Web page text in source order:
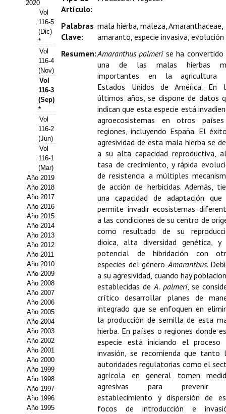
Galería de Fotos
Web AIDA 2.0
REVISTA ITEA
Presentación ITEA
Equipo Editorial
Leer revista ITEA
Directrices para autores/as
Políticas Editoriales
Propuesta Volumen Especial
Sello Calidad FECYT
Premio Prensa Agraria
Buscador de Artículos
JORNADAS AIDA
Presentación Jornadas
Comunicaciones
Jornadas PAM 2026
Premio Jóvenes Investigadores
Buscador de Comunicaciones
Buscador de Comunicaciones
2020
Vol
116-5
(Dic)
*
Vol
116-4
(Nov)
Vol
116-3
(Sep)
*
Vol
116-2
(Jun)
Vol
116-1
(Mar)
Año 2019
Año 2018
Año 2017
Año 2016
Año 2015
Año 2014
Año 2013
Año 2012
Año 2011
Año 2010
Año 2009
Año 2008
Año 2007
Año 2006
Año 2005
Año 2004
Año 2003
Año 2002
Año 2001
Año 2000
Año 1999
Año 1998
Año 1997
Año 1996
Año 1995
Artículo:
Palabras
Clave:
mala hierba, maleza, Amaranthaceae,
amaranto, especie invasiva, evolución
Resumen:Amaranthus palmerise ha convertido
una de las malas hierbas
importantes en la agricultura
Estados Unidos de América. En
últimos años, se dispone de datos
indican que esta especie está
agroecosistemas en otros
regiones, incluyendo España. El
agresividad de esta mala hierba se
a su alta capacidad reproductiva,
tasa de crecimiento, y rápida
de resistencia a múltiples
de acción de herbicidas. Además,
una capacidad de adaptación
permite invadir ecosistemas
a las condiciones de su centro de
como resultado de su
dioica, alta diversidad genética, y
potencial de hibridación con
especies del géneroAmaranthus.
a su agresividad, cuando hay
establecidas deA. palmeri, se
crítico desarrollar planes de
integrado que se enfoquen en
la producción de semilla de esta
hierba. En países o regiones donde
especie está iniciando el proceso
invasión, se recomienda que tanto
autoridades regulatorias como el
agrícola en general tomen
agresivas para prevenir
establecimiento y dispersión de
focos de introducción e